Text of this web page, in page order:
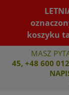
koszyku
MASZ
45, +48 600